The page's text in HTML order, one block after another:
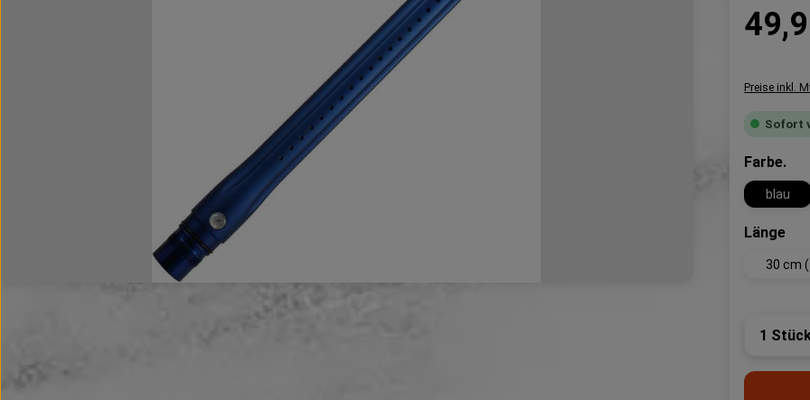
Preise inkl.
Sofort
Farbe.
blau
Länge
30 cm